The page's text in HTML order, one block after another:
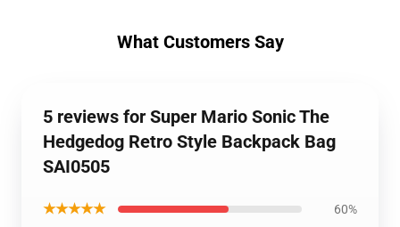
What Customers Say
5 reviews for Super Mario Sonic The
Hedgedog Retro Style Backpack Bag
SAI0505
★★★★★ 60%